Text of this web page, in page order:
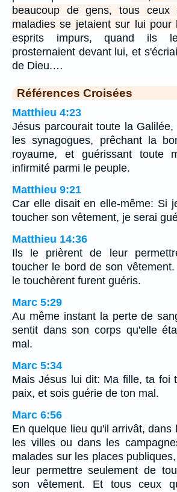
beaucoup de gens, tous ceux
maladies se jetaient sur lui pour
esprits impurs, quand ils
prosternaient devant lui, et
de Dieu.…
Références Croisées
Matthieu 4:23
Jésus parcourait toute la
les synagogues, prêchant la
royaume, et guérissant toute
infirmité parmi le peuple.
Matthieu 9:21
Car elle disait en elle-même: Si
toucher son vêtement, je serai
Matthieu 14:36
Ils le prièrent de leur
toucher le bord de son
le touchèrent furent guéris.
Marc 5:29
Au même instant la perte de
sentit dans son corps qu'elle
mal.
Marc 5:34
Mais Jésus lui dit: Ma fille, ta foi
paix, et sois guérie de ton mal.
Marc 6:56
En quelque lieu qu'il arrivât, dans
les villes ou dans les
malades sur les places
leur permettre seulement de
son vêtement. Et tous ceux